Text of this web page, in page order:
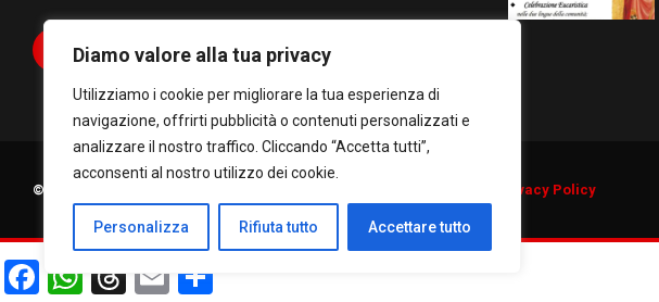
Diamo valore alla tua privacy
Utilizziamo i cookie per migliorare la tua esperienza di
navigazione, offrirti pubblicità o contenuti personalizzati e
analizzare il nostro traffico. Cliccando “Accetta tutti”,
acconsenti al nostro utilizzo dei cookie.
Personalizza Rifiuta tutto Accettare tutto
© Copyright Diocesi di Trieste C.F. 90034770322. All rights reserved. Privacy Policy
Facebook
WhatsApp
Threads
Email